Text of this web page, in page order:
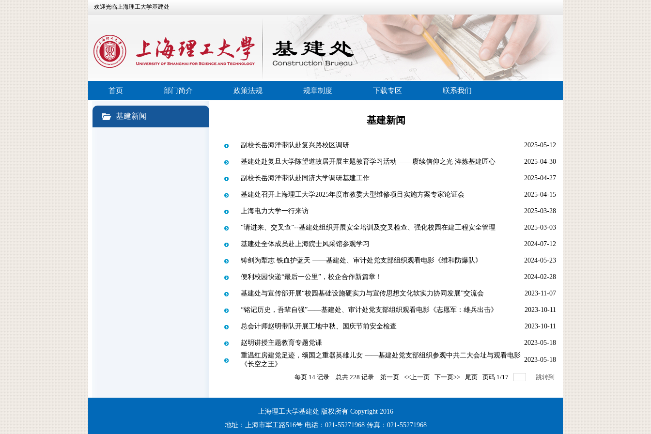
欢迎光临上海理工大学基建处
首页 部门简介 政策法规 规章制度 下载专区 联系我们
基建新闻 基建新闻
副校长岳海洋带队赴复兴路校区调研 2025-05-12
基建处赴复旦大学陈望道故居开展主题教育学习活动 ——赓续信仰之光 淬炼基建匠心 2025-04-30
副校长岳海洋带队赴同济大学调研基建工作 2025-04-27
基建处召开上海理工大学2025年度市教委大型维修项目实施方案专家论证会 2025-04-15
上海电力大学一行来访 2025-03-28
“请进来、交叉查”--基建处组织开展安全培训及交叉检查、强化校园在建工程安全管理 2025-03-03
基建处全体成员赴上海院士风采馆参观学习 2024-07-12
铸剑为犁志 铁血护蓝天 ——基建处、审计处党支部组织观看电影《维和防爆队》 2024-05-23
便利校园快递“最后一公里”，校企合作新篇章！ 2024-02-28
基建处与宣传部开展“校园基础设施硬实力与宣传思想文化软实力协同发展”交流会 2023-11-07
“铭记历史，吾辈自强”——基建处、审计处党支部组织观看电影《志愿军：雄兵出击》 2023-10-11
总会计师赵明带队开展工地中秋、国庆节前安全检查 2023-10-11
赵明讲授主题教育专题党课
2023-05-18
重温红房建党足迹，颂国之重器英雄儿女 ——基建处党支部组织参观中共二大会址与观看电影
《长空之王》
2023-05-18
每页 14记录 总共 228 记录 第一页 <<上一页 下一页>> 尾页 页码 1/17 跳转到
上海理工大学基建处 版权所有 Copyright 2016
地址：上海市军工路516号 电话：021-55271968 传真：021-55271968